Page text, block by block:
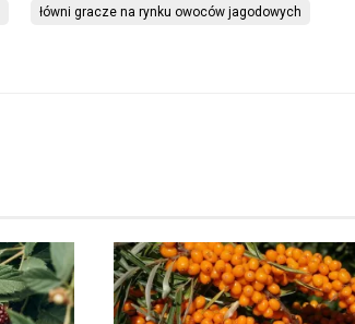
łówni gracze na rynku owoców jagodowych